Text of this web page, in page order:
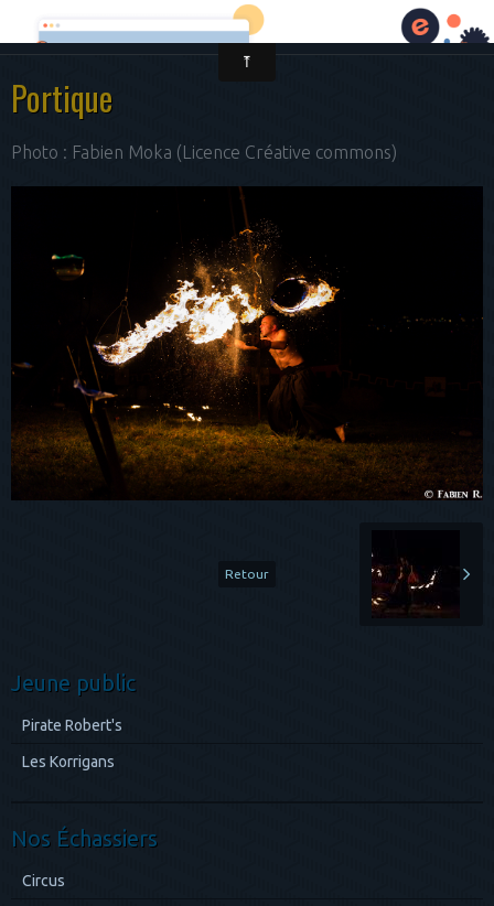
Cirque Pouce
Portique
Photo : Fabien Moka (Licence Créative commons)
Retour
Jeune public
Pirate Robert's
Les Korrigans
Nos Échassiers
Circus